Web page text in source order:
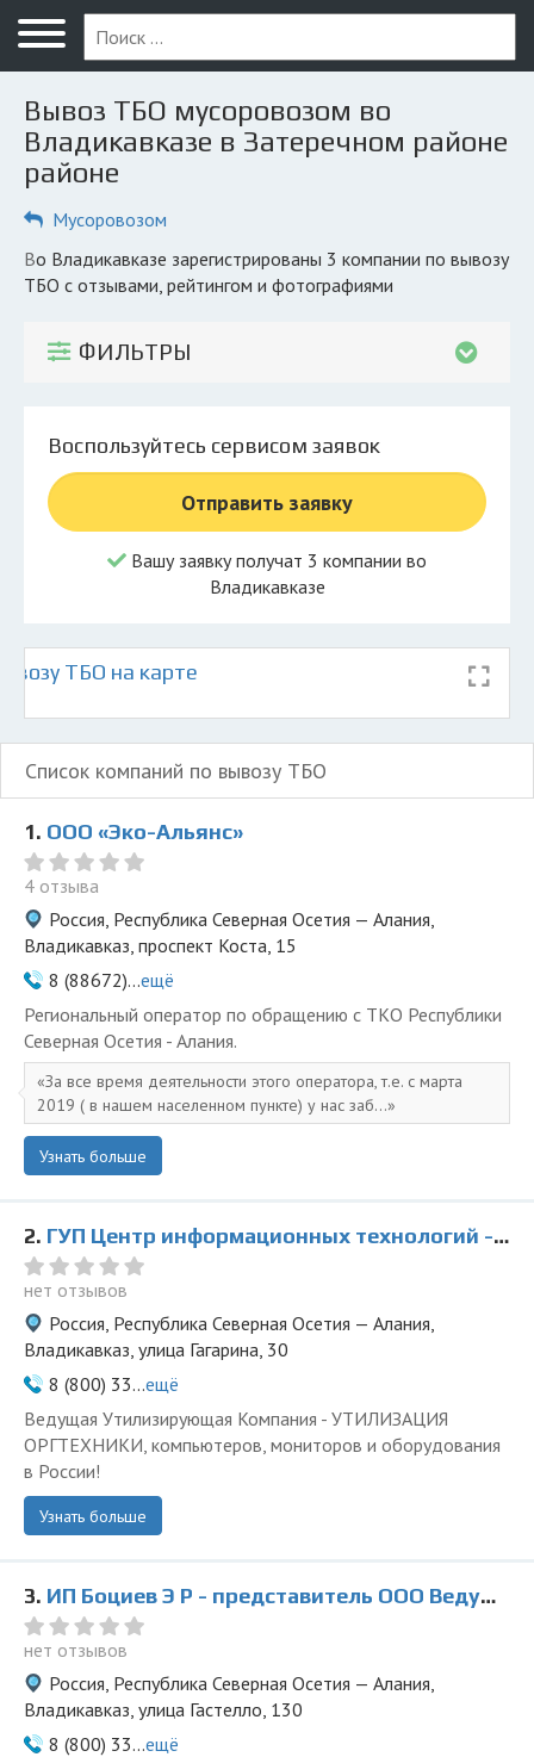
Меню
Главная
Вопрос юристу
Владикавказ
ПОЛЬЗОВАТЕЛЯМ
Компании
КОМПАНИЯМ
© 2026 Все права защищены
Вывоз ТБО мусоровозом во
Владикавказе в Затеречном районе
районе
Мусоровозом
во Владикавказе зарегистрированы 3 компании по вывозу
ТБО с отзывами, рейтингом и фотографиями
ФИЛЬТРЫ
Воспользуйтесь сервисом заявок
Отправить заявку
Вашу заявку получат 3 компании во
Владикавказе
ТБО на карте
Список компаний по вывозу ТБО
1. ООО «Эко-Альянс»
4 отзыва
Россия, Республика Северная Осетия — Алания,
Владикавказ, проспект Коста, 15
8 (88672)...ещё
Региональный оператор по обращению с ТКО Республики
Северная Осетия - Алания.
За все время деятельности этого оператора, т.е. с марта
2019 ( в нашем населенном пункте) у нас заб...
Узнать больше
2. ГУП Центр информационных технологий - представитель ООО Ведущая Утилизирующая Компания
нет отзывов
Россия, Республика Северная Осетия — Алания,
Владикавказ, улица Гагарина, 30
8 (800) 33...ещё
Ведущая Утилизирующая Компания - УТИЛИЗАЦИЯ
ОРГТЕХНИКИ, компьютеров, мониторов и оборудования
в России!
Узнать больше
3. ИП Боциев Э Р - представитель ООО Ведущая Утилизирующая Компания
нет отзывов
Россия, Республика Северная Осетия — Алания,
Владикавказ, улица Гастелло, 130
8 (800) 33...ещё